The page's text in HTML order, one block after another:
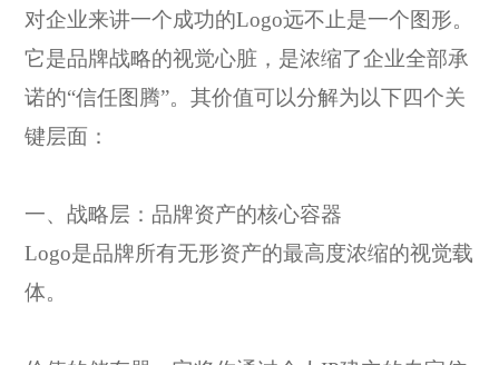
对企业来讲一个成功的Logo远不止是一个图形。
它是品牌战略的视觉心脏，是浓缩了企业全部承
诺的“信任图腾”。其价值可以分解为以下四个关
键层面：
一、战略层：品牌资产的核心容器
Logo是品牌所有无形资产的最高度浓缩的视觉载
体。